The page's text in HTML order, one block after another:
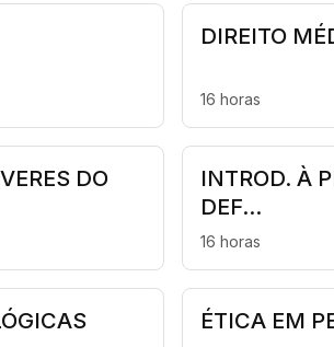
DIREITO
16 horas
DO
INTROD. À
DEF...
16 horas
ÉTICA EM